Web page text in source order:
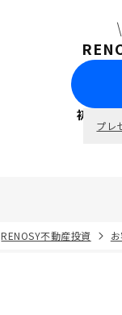
初回面談
プレ
RENOSY不動産投資